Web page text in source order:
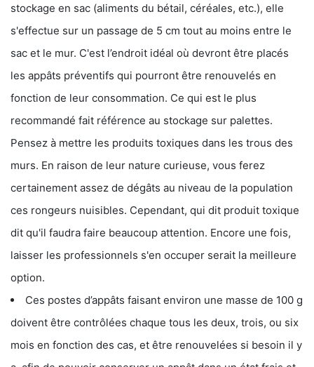
stockage en sac (aliments du bétail, céréales, etc.), elle
s'effectue sur un passage de 5 cm tout au moins entre le
sac et le mur. C'est l’endroit idéal où devront être placés
les appâts préventifs qui pourront être renouvelés en
fonction de leur consommation. Ce qui est le plus
recommandé fait référence au stockage sur palettes.
Pensez à mettre les produits toxiques dans les trous des
murs. En raison de leur nature curieuse, vous ferez
certainement assez de dégâts au niveau de la population
ces rongeurs nuisibles. Cependant, qui dit produit toxique
dit qu'il faudra faire beaucoup attention. Encore une fois,
laisser les professionnels s'en occuper serait la meilleure
option.
Ces postes d’appâts faisant environ une masse de 100 g
doivent être contrôlées chaque tous les deux, trois, ou six
mois en fonction des cas, et être renouvelées si besoin il y